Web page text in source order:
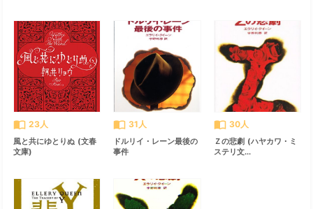
import_contacts 23人
風と共にゆとりぬ (文春
文庫)
import_contacts 31人
ドルリイ・レーン最後の
事件
import_contacts 30人
Ｚの悲劇 (ハヤカワ・ミ
ステリ文...